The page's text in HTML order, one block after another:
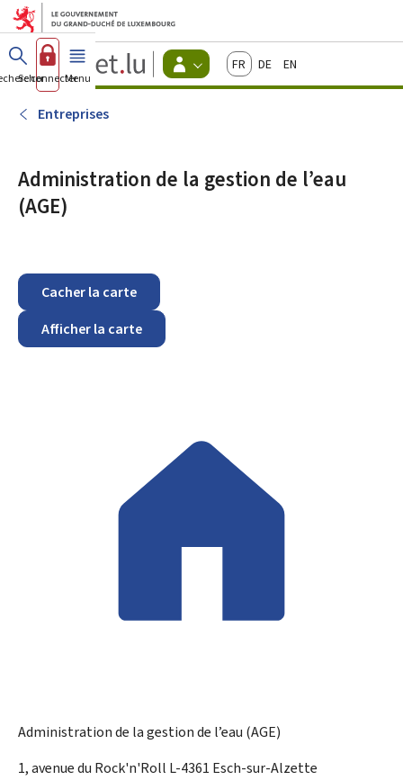
Aller au menu principal
Aller au contenu
Guichet.lu
Changer
d'espace
FrançaisDeutschEnglish
Se connecterMenu principal
Entreprises
Administration de la gestion de l’eau
(AGE)
Cacher la carte
Afficher la carte
Administration de la gestion de l’eau (AGE)
ADRESSE
1, avenue du Rock'n'Roll L-4361 Esch-sur-Alzette